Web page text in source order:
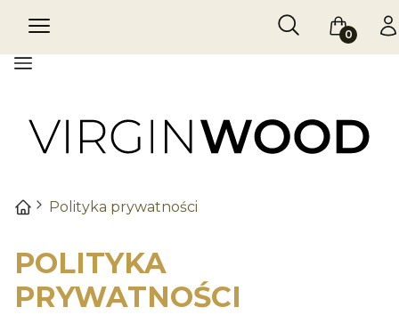
Menu Otwórz
Szukaj Koszyk
Menu
Polityka prywatności
POLITYKA
PRYWATNOŚCI